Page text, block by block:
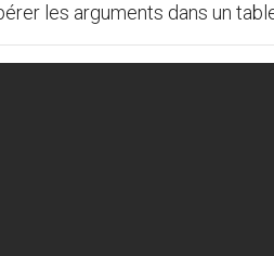
les arguments dans un